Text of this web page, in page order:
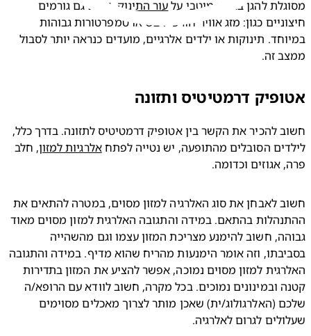
להגן באופן מיטבי על עור התינוק
. ישנם גם גורמים
חיצוניים כגון: מזג אוויר חורפי ויבש או טמפרטורות גבוהות
במיוחד. תינוקות או ילדים אלרגיים, מועדים כנראה יותר לסבול
זה.
דרמטיטיס ותזונה
חשוב להכיר את הקשר בין אטופיק דרמטיטיס לתזונה. בדרך כלל,
הסובלים מהתופעה, יש נטייה לפתח אלרגיות למזון
אגוזים וכדומה.
חשוב לאבחן את סוג האלרגיה למזון מסוים, במטרה להתאים את
ההתנהלות בהתאם. במידה והתגובה האלרגית למזון מסוים מאוד
גבוהה, חשוב להימנע מצריכת המזון עצמו וגם מהשהייה
בסביבתו, וזה אומר הימנעות מהריח שהוא מדיף. במידה והתגובה
האלרגית למזון מסוים נמוכה, אפשר להציע את המזון בתדירות
קטנה ובמינונים נמוכים. בכל מקרה, חשוב לוודא עם הרופא/ה
שלכם (האלרגולוג/ית) שאכן מותר לצרוך מאכלים מסוימים
שעלולים לגרום לאלרגיה.